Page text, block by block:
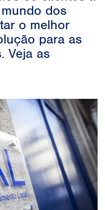
dos
o melhor
para as
Veja as